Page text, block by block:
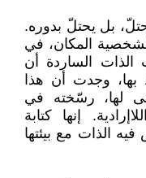
بل يحتلّ بدوره.
المكان، في
الذات الساردة أن
وجدت أن هذا
لها، رسّخته في
إنها كتابة
فيه الذات مع بيئتها